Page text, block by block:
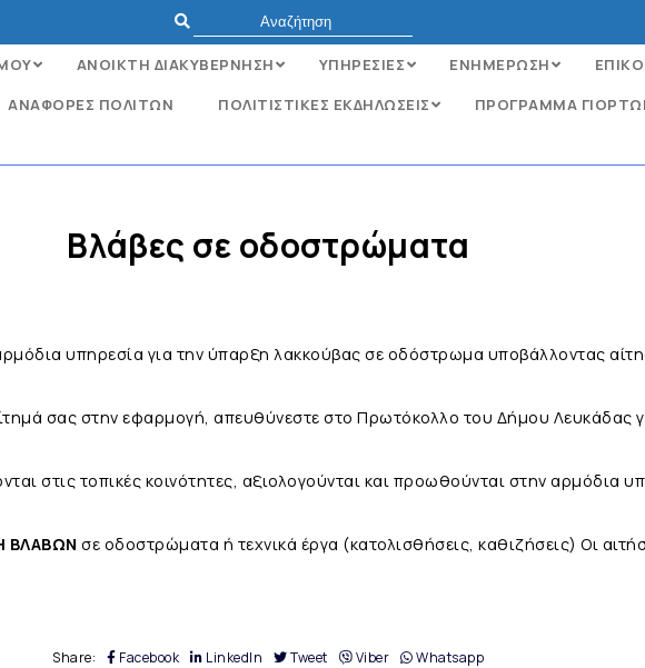
ΑΝΟΙΚΤΗ ΔΙΑΚΥΒΕΡΝΗΣΗ ΥΠΗΡΕΣΙΕΣ ΕΝΗΜΕΡΩΣΗ
ΑΝΑΦΟΡΈΣ ΠΟΛΙΤΏΝ ΠΟΛΙΤΙΣΤΙΚΕΣ ΕΚΔΗΛΩΣΕΙΣ
ΠΡΟΓΡΑΜΜΑ
Βλάβες σε οδοστρώματα
υπηρεσία για την ύπαρξη λακκούβας σε οδόστρωμα υποβάλλοντας
σας στην εφαρμογή, απευθύνεστε στο Πρωτόκολλο του Δήμου Λευκάδας
στις τοπικές κοινότητες, αξιολογούνται και προωθούνται στην αρμόδια
ΒΛΑΒΩΝ σε οδοστρώματα ή τεχνικά έργα (κατολισθήσεις, καθιζήσεις) Οι
Share: Facebook LinkedIn Tweet Viber Whatsapp